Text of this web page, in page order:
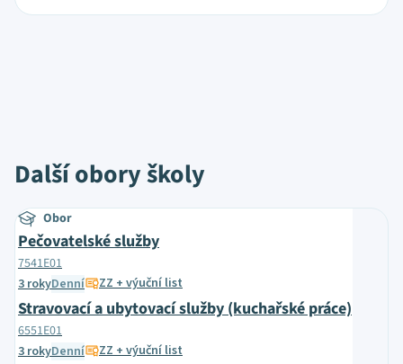
Další obory školy
Obor
Pečovatelské služby
7541E01
3 rokyDenní ZZ + výuční list
Stravovací a ubytovací služby (kuchařské práce)
6551E01
3 rokyDenní ZZ + výuční list